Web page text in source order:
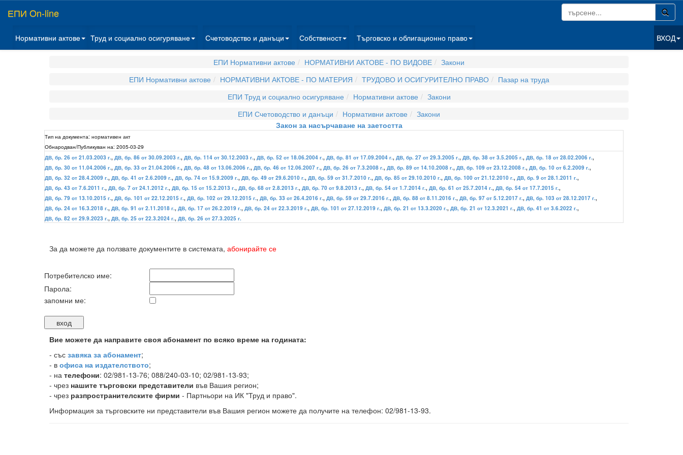
ЕПИ On-line
Нормативни актове Труд и социално осигуряване Счетоводство и данъци Собственост Търговско и облигационно право ВХОД
ЕПИ Нормативни актове НОРМАТИВНИ АКТОВЕ - ПО ВИДОВЕ
Закони
ЕПИ Нормативни актове
НОРМАТИВНИ АКТОВЕ - ПО МАТЕРИЯ ТРУДОВО И ОСИГУРИТЕЛНО ПРАВО
Пазар на труда
ЕПИ Труд и социално осигуряване
Нормативни актове
Закони
ЕПИ Счетоводство и данъци
Нормативни актове
Закони
Закон за насърчаване на заетостта
Тип на документа: нормативен акт
Обнародван/Публикуван на: 2005-03-29
ДВ, бр. 26 от 21.03.2003 г., ДВ, бр. 86 от 30.09.2003 г., ДВ, бр. 114 от 30.12.2003 г., ДВ, бр. 52 от 18.06.2004 г., ДВ, бр. 81 от 17.09.2004 г., ДВ, бр. 27 от 29.3.2005 г., ДВ, бр. 38 от 3.5.2005 г., ДВ, бр. 18 от 28.02.2006 г.,
ДВ, бр. 30 от 11.04.2006 г., ДВ, бр. 33 от 21.04.2006 г., ДВ, бр. 48 от 13.06.2006 г., ДВ, бр. 46 от 12.06.2007 г., ДВ, бр. 26 от 7.3.2008 г., ДВ, бр. 89 от 14.10.2008 г., ДВ, бр. 109 от 23.12.2008 г., ДВ, бр. 10 от 6.2.2009 г.,
ДВ, бр. 32 от 28.4.2009 г., ДВ, бр. 41 от 2.6.2009 г., ДВ, бр. 74 от 15.9.2009 г., ДВ, бр. 49 от 29.6.2010 г., ДВ, бр. 59 от 31.7.2010 г., ДВ, бр. 85 от 29.10.2010 г., ДВ, бр. 100 от 21.12.2010 г., ДВ, бр. 9 от 28.1.2011 г.,
ДВ, бр. 43 от 7.6.2011 г., ДВ, бр. 7 от 24.1.2012 г., ДВ, бр. 15 от 15.2.2013 г., ДВ, бр. 68 от 2.8.2013 г., ДВ, бр. 70 от 9.8.2013 г., ДВ, бр. 54 от 1.7.2014 г., ДВ, бр. 61 от 25.7.2014 г., ДВ, бр. 54 от 17.7.2015 г.,
ДВ, бр. 79 от 13.10.2015 г., ДВ, бр. 101 от 22.12.2015 г., ДВ, бр. 102 от 29.12.2015 г., ДВ, бр. 33 от 26.4.2016 г., ДВ, бр. 59 от 29.7.2016 г., ДВ, бр. 88 от 8.11.2016 г., ДВ, бр. 97 от 5.12.2017 г., ДВ, бр. 103 от 28.12.2017 г.,
ДВ, бр. 24 от 16.3.2018 г., ДВ, бр. 91 от 2.11.2018 г., ДВ, бр. 17 от 26.2.2019 г., ДВ, бр. 24 от 22.3.2019 г., ДВ, бр. 101 от 27.12.2019 г., ДВ, бр. 21 от 13.3.2020 г., ДВ, бр. 21 от 12.3.2021 г., ДВ, бр. 41 от 3.6.2022 г.,
ДВ, бр. 82 от 29.9.2023 г., ДВ, бр. 25 от 22.3.2024 г., ДВ, бр. 26 от 27.3.2025 г.
За да можете да ползвате документите в системата, абонирайте се
Потребителско име:
Парола:
запомни ме:
Вие можете да направите своя абонамент по всяко време на годината:
- със завяка за абонамент;
- в офиса на издателството;
- на телефони: 02/981-13-76; 088/240-03-10; 02/981-13-93;
- чрез нашите търговски представители във Вашия регион;
- чрез разпространителските фирми - Партньори на ИК "Труд и право".
Информация за търговските ни представители във Вашия регион можете да получите на телефон: 02/981-13-93.